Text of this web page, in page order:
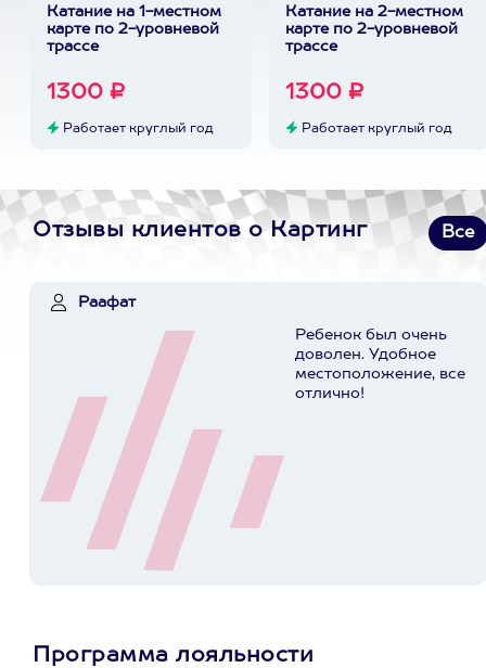
Катание на 1-местном
карте по 2-уровневой
трассе
1300 ₽
Работает круглый год
Катание на 2-местном
карте по 2-уровневой
трассе
1300 ₽
Работает круглый год
Отзывы клиентов о Картинг Все
Раафат
Ребенок был очень
доволен. Удобное
местоположение, все
отлично!
Программа лояльности